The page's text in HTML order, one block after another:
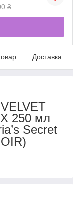
₴
Доставка
250 мл
Secret